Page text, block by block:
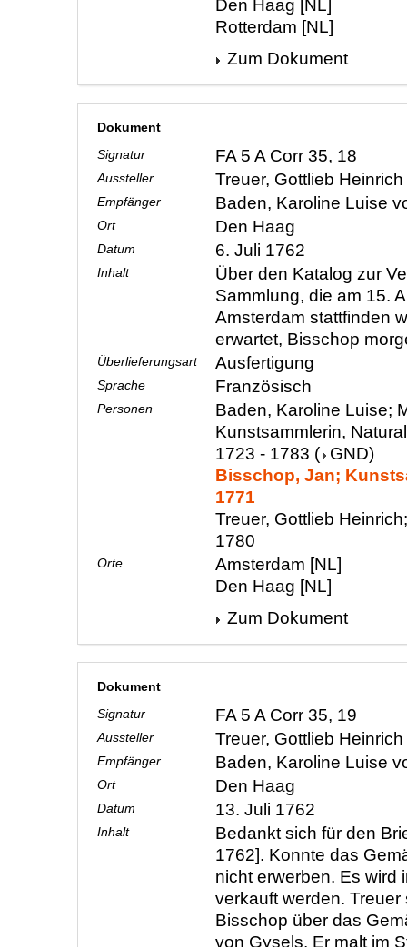
Den Haag [NL]
Rotterdam [NL]
Zum Dokument
Dokument
Signatur
FA 5 A Corr 35, 18
Aussteller Treuer, Gottlieb Heinrich
Empfänger Baden, Karoline Luise
Ort Den Haag
Datum 6. Juli 1762
Inhalt
Über den Katalog zur
Sammlung, die am 15.
Amsterdam stattfinden
erwartet, Bisschop
Überlieferungsart Ausfertigung
Sprache Französisch
Personen
Baden, Karoline Luise;
Kunstsammlerin,
1723 - 1783 ( GND)
Bisschop, Jan;
1771
Treuer, Gottlieb
1780
Orte
Amsterdam [NL]
Den Haag [NL]
Zum Dokument
Dokument
Signatur
FA 5 A Corr 35, 19
Aussteller Treuer, Gottlieb Heinrich
Empfänger Baden, Karoline Luise
Ort Den Haag
Datum 13. Juli 1762
Inhalt
Bedankt sich für den
1762]. Konnte das
nicht erwerben. Es wird
verkauft werden. Treuer
Bisschop über das
von Gysels. Er malt im